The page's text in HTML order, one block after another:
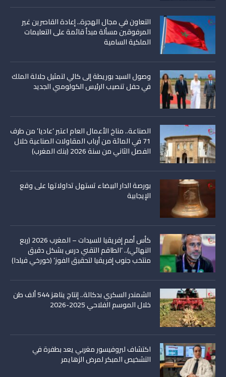
التعاون في مجال الهجرة.. إعادة القاصرين غير
المرفوقين مسألة مبدأ قائمة على التعليمات
الملكية السامية
وصول السيد بوريطة إلى كالي لتمثيل جلالة الملك
في حفل تنصيب الرئيس الكولومبي الجديد
الصناعة.. مناخ الأعمال العام اعتبر ‘عاديا’ من طرف
71 في المائة من أرباب المقاولات الصناعية خلال
الفصل الثاني من سنة 2026 (بنك المغرب)
بورصة الدار البيضاء تستهل تداولاتها على وقع
الإيجابية
كأس أمم إفريقيا للسيدات – المغرب 2026 (ربع
النهائي).. ‘الطاقم التقني درس بشكل دقيق
منتخب جنوب إفريقيا لتحقيق الفوز’ (خورخي فيلدا)
الشمندر السكري بدكالة.. إنتاج يناهز 544 ألف طن
خلال الموسم الفلاحي 2025-2026
اكتشاف لبروفيسور مغربي يعد بطفرة في
التشخيص المبكر لمرض الزهايمر